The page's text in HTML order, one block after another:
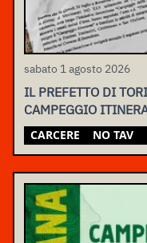
sabato 1 agosto 2026
IL PREFETTO DI
CAMPEGGIO
CARCERE NO TAV